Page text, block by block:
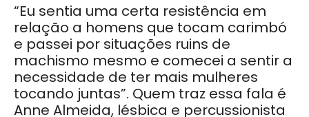
“Eu sentia uma certa resistência em
relação a homens que tocam carimbó
e passei por situações ruins de
machismo mesmo e comecei a sentir a
necessidade de ter mais mulheres
tocando juntas”. Quem traz essa fala é
Anne Almeida, lésbica e percussionista